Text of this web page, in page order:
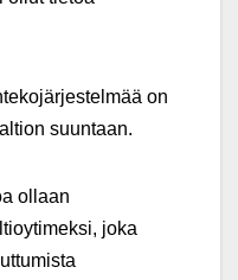
on
suuntaan.
ollaan
joka